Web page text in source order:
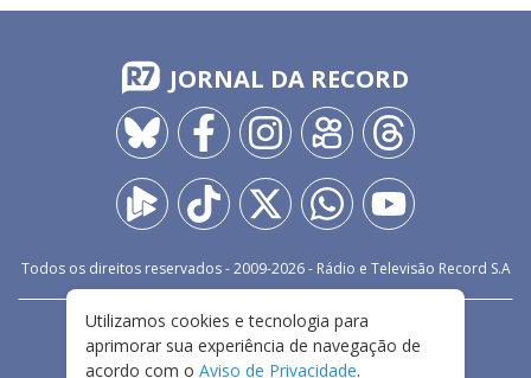
JORNAL DA RECORD
Todos os direitos reservados - 2009-2026- Rádio e Televisão Record S.A
FALE CONOSCO
PRIVACIDADE
TERMOS E CONDIÇÕES DE USO
Utilizamos cookies e tecnologia para
aprimorar sua experiência de navegação de
acordo com o Aviso de Privacidade.